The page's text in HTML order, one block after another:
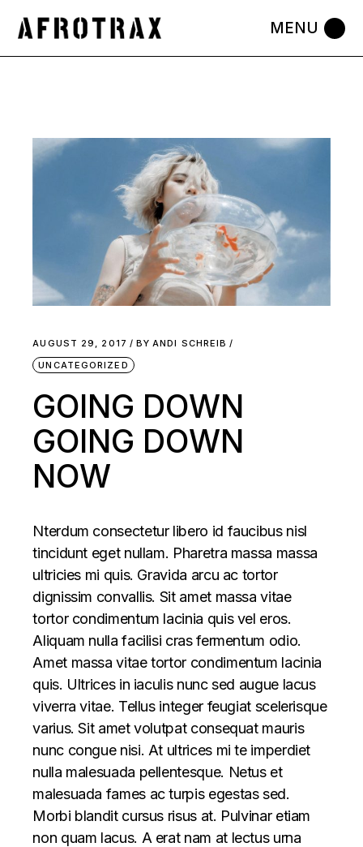
AUGUST 29, 2017 BY ANDI SCHREIB
UNCATEGORIZED
GOING DOWN
GOING DOWN
NOW
Nterdum consectetur libero id faucibus nisl
tincidunt eget nullam. Pharetra massa massa
ultricies mi quis. Gravida arcu ac tortor
dignissim convallis. Sit amet massa vitae
tortor condimentum lacinia quis vel eros.
Aliquam nulla facilisi cras fermentum odio.
Amet massa vitae tortor condimentum lacinia
quis. Ultrices in iaculis nunc sed augue lacus
viverra vitae. Tellus integer feugiat scelerisque
varius. Sit amet volutpat consequat mauris
nunc congue nisi. At ultrices mi te imperdiet
nulla malesuada pellentesque. Netus et
malesuada fames ac turpis egestas sed.
Morbi blandit cursus risus at. Pulvinar etiam
non quam lacus. A erat nam at lectus urna